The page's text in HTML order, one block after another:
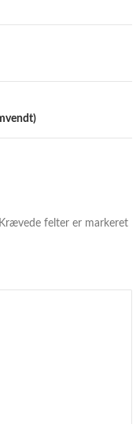
Krævede felter er markeret